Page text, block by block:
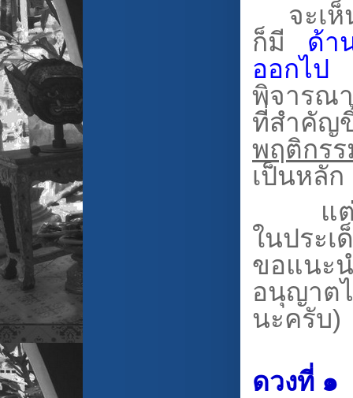
จะเห็
ก็มี ด้า
ออกไป
พิจารณ
ที่สำคั
พฤติกร
เป็นหลั
แต่ถ้า
ในประ
ขอแนะ
อนุญาต
นะครับ)
ดวงที่ ๑